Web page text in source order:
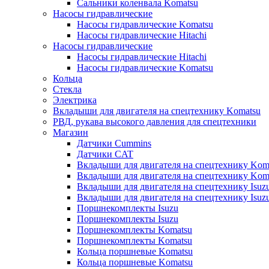
Сальники коленвала Komatsu
Насосы гидравлические
Насосы гидравлические Komatsu
Насосы гидравлические Hitachi
Насосы гидравлические
Насосы гидравлические Hitachi
Насосы гидравлические Komatsu
Кольца
Стекла
Электрика
Вкладыши для двигателя на спецтехнику Komatsu
РВД, рукава высокого давления для спецтехники
Магазин
Датчики Cummins
Датчики CAT
Вкладыши для двигателя на спецтехнику
Вкладыши для двигателя на спецтехнику
Вкладыши для двигателя на спецтехнику
Вкладыши для двигателя на спецтехнику
Поршнекомплекты Isuzu
Поршнекомплекты Isuzu
Поршнекомплекты Komatsu
Поршнекомплекты Komatsu
Кольца поршневые Komatsu
Кольца поршневые Komatsu